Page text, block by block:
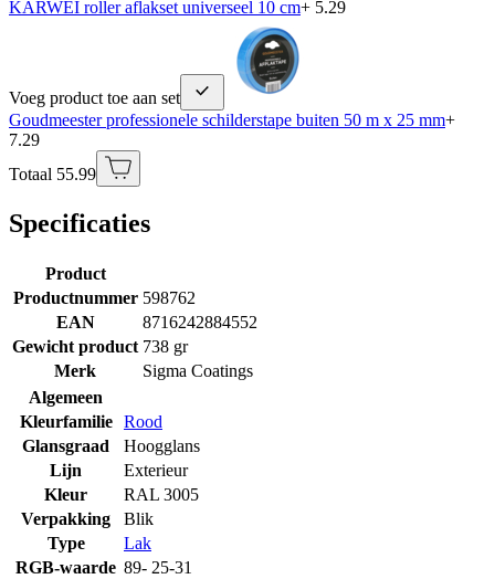
KARWEI roller aflakset universeel 10 cm+ 5.29
Voeg product toe aan set
Goudmeester professionele schilderstape buiten 50 m x 25 mm+
7.29
Totaal 55.99
Specificaties
Product
Productnummer 598762
EAN
8716242884552
Gewicht product 738 gr
Merk
Sigma Coatings
Algemeen
Kleurfamilie
Rood
Glansgraad
Hoogglans
Lijn
Exterieur
Kleur
RAL 3005
Verpakking
Blik
Type
Lak
RGB-waarde 89- 25-31